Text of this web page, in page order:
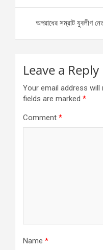
অপরাধের সম্রাট যুবলীগ
Leave a Reply
Your email address will
fields are marked *
Comment *
Name *